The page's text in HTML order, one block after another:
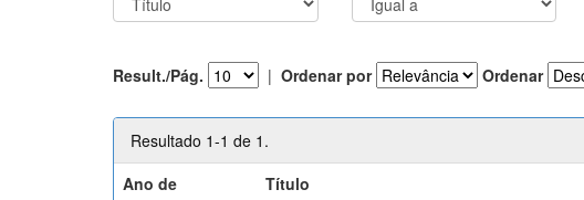
Result./Pág. | Ordenar por Ordenar
Resultado 1-1 de 1.
Ano de
Título